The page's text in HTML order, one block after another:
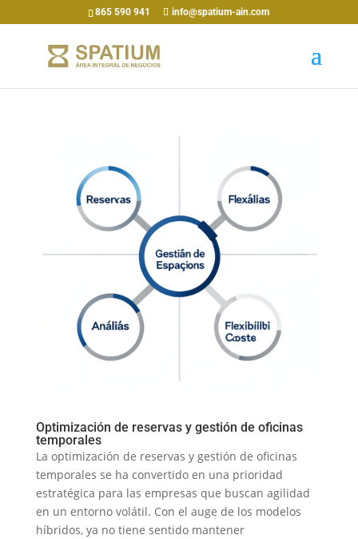
865 590 941 info@spatium-ain.com
Optimización de reservas y gestión de oficinas
temporales
La optimización de reservas y gestión de oficinas
temporales se ha convertido en una prioridad
estratégica para las empresas que buscan agilidad
en un entorno volátil. Con el auge de los modelos
híbridos, ya no tiene sentido mantener